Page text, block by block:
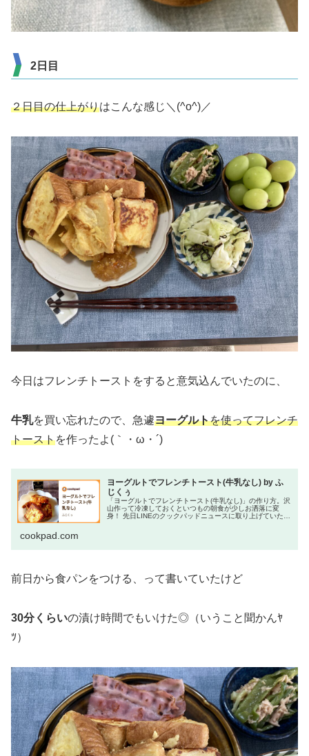
2日目
２日目の仕上がりはこんな感じ＼(^o^)／
今日はフレンチトーストをすると意気込んでいたのに、
牛乳を買い忘れたので、急遽ヨーグルトを使ってフレンチ
トーストを作ったよ(｀・ω・´)
ヨーグルトでフレンチトースト(牛乳なし) by ふ
じくぅ
「ヨーグルトでフレンチトースト(牛乳なし)」の作り方。沢
山作って冷凍しておくといつもの朝食が少しお洒落に変
身！ 先日LINEのクックパッドニュースに取り上げていただ
cookpad.com
前日から食パンをつける、って書いていたけど
30分くらいの漬け時間でもいけた◎（いうこと聞かんﾔ
ﾂ）